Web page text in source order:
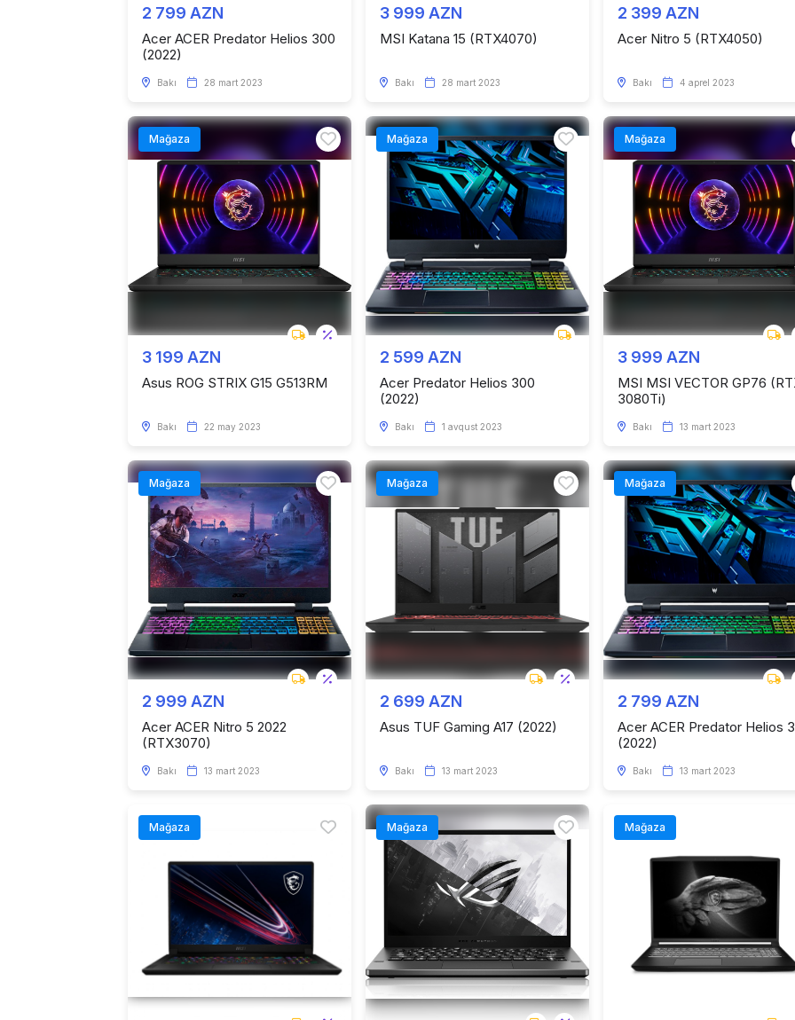
2 799 AZN
Acer ACER Predator Helios 300
(2022)
Bakı 28 mart 2023
3 999 AZN
MSI Katana 15 (RTX4070)
Bakı 28 mart 2023
2 399 AZN
Acer Nitro 5 (RTX4050)
Bakı 4 aprel 2023
Mağaza
3 199 AZN
Asus ROG STRIX G15 G513RM
Bakı 22 may 2023
Mağaza
2 599 AZN
Acer Predator Helios 300
(2022)
Bakı 1 avqust 2023
Mağaza
3 999 AZN
MSI MSI VECTOR GP76
3080Ti)
Bakı 13 mart 2023
Mağaza
2 999 AZN
Acer ACER Nitro 5 2022
(RTX3070)
Bakı 13 mart 2023
Mağaza
2 699 AZN
Asus TUF Gaming A17 (2022)
Bakı 13 mart 2023
Mağaza
2 799 AZN
Acer ACER Predator Helios
(2022)
Bakı 13 mart 2023
Mağaza Mağaza Mağaza